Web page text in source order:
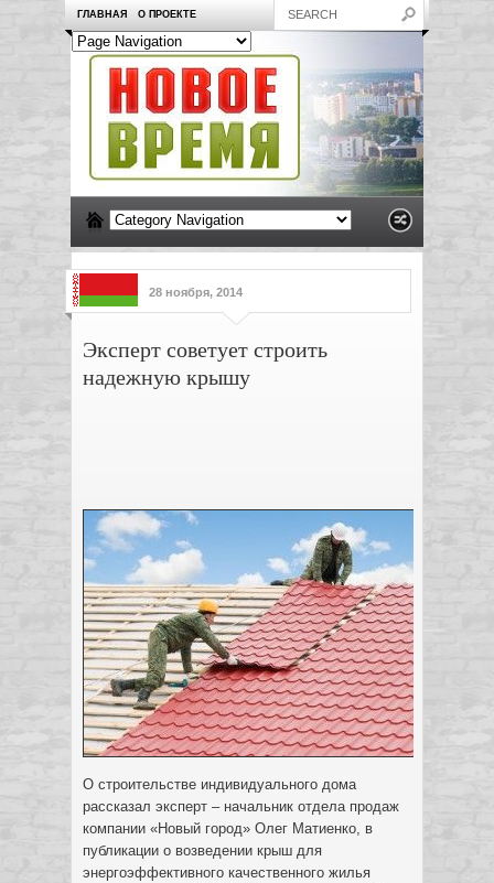
ГЛАВНАЯ О ПРОЕКТЕ
28 ноября, 2014
Эксперт советует строить
надежную крышу
О строительстве индивидуального дома
рассказал эксперт – начальник отдела продаж
компании «Новый город» Олег Матиенко, в
публикации о возведении крыш для
энергоэффективного качественного жилья